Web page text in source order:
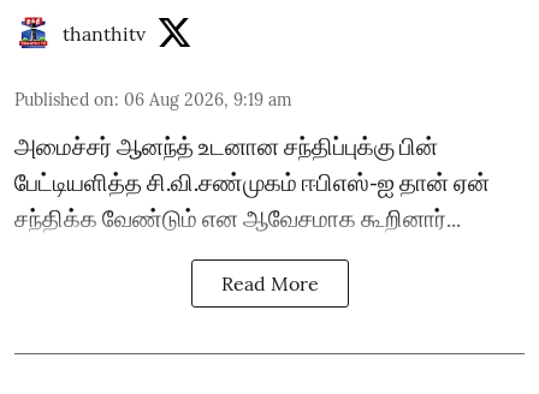
thanthitv
Published on: 06 Aug 2026, 9:19 am
அமைச்சர் ஆனந்த் உடனான சந்திப்புக்கு பின்
பேட்டியளித்த சி.வி.சண்முகம் ஈபிஎஸ்-ஐ தான் ஏன்
சந்திக்க வேண்டும் என ஆவேசமாக கூறினார்...
Read More